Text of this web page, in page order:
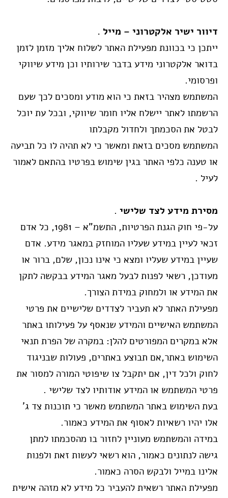
דיוור ישיר אלקטרוני – מייל .
ייתכן כי בכוונת מפעילת האתר לשלוח אליך מזמן לזמן
בדואר אלקטרוני מידע בדבר שירותיו וכן מידע שיווקי
ופרסומי.
המשתמש מצהיר בזאת כי הוא מודע ומסכים לכך שעם
הרשמתו לאתר יישלח אליו חומר שיווקי, ובכל עת יוכל
לבטל את הסכמתך ולחדול מקבלתו
המשתמש מסכים בזאת ומאשר כי לא תהיה לו כל תביעה
או טענה כלפי האתר בגין שימוש בפרטיו בהתאם לאמור
לעיל .
מסירת מידע לצד שלישי .
על-פי חוק הגנת הפרטיות, התשמ”א – 1981, כל אדם
זכאי לעיין במידע שעליו המוחזק במאגר מידע. אדם
שעיין במידע שעליו ומצא כי אינו נכון, שלם, ברור או
מעודכן, רשאי לפנות לבעל מאגר המידע בבקשה לתקן
את המידע או ולמחוק במידת הצורך.
מפעילת האתר לא תעביר לצדדים שלישיים את פרטי
המשתמש האישיים והמידע שנאסף על פעילותו באתר
אלא במקרים המפורטים להלן: במקרה של הפרת תנאי
השימוש באתר,אם תבוצע באתרים, פעולות שבניגוד
לחוק ולכל דין, אם יתקבל צו שיפוטי המורה למסור את
פרטי המשתמש או המידע אודותיו לצד שלישי .
בעת השימוש באתר המשתמש מאשר כי תוכנות צד ג’
אלו יהיו רשאיות לאסוף את המידע כאמור.
במידה והמשתמש מעוניין לחזור בו מהסכמתו למתן
גישה לנתונים כאמור, הוא רשאי לעשות זאת ולפנות
אלינו במייל ולבקש הסרה כאמור.
מפעילת האתר רשאית להעביר כל מידע לא מזהה אישית